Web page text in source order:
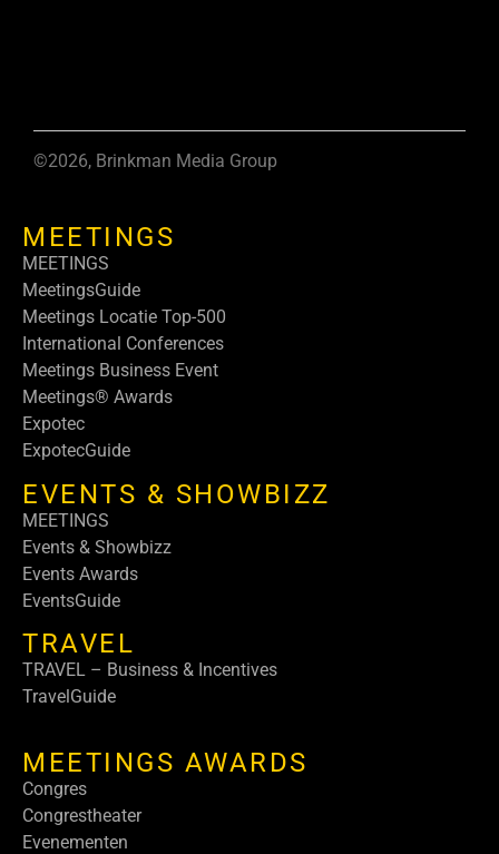
©2026, Brinkman Media Group
MEETINGS
MEETINGS
MeetingsGuide
Meetings Locatie Top-500
International Conferences
Meetings Business Event
Meetings® Awards
Expotec
ExpotecGuide
EVENTS & SHOWBIZZ
MEETINGS
Events & Showbizz
Events Awards
EventsGuide
TRAVEL
TRAVEL – Business & Incentives
TravelGuide
MEETINGS AWARDS
Congres
Congrestheater
Evenementen